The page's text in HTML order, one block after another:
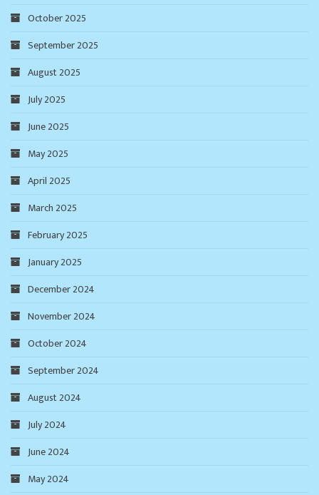
October 2025
September 2025
August 2025
July 2025
June 2025
May 2025
April 2025
March 2025
February 2025
January 2025
December 2024
November 2024
October 2024
September 2024
August 2024
July 2024
June 2024
May 2024